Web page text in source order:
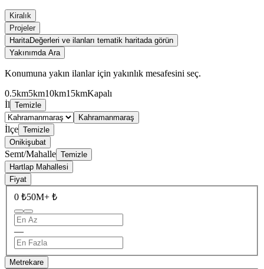
Kiralık
Projeler
HaritaDeğerleri ve ilanları tematik haritada görün
Yakınımda Ara
Konumuna yakın ilanlar için yakınlık mesafesini seç.
0.5km5km10km15kmKapalı
İl Temizle
Kahramanmaraş
İlçe Temizle
Onikişubat
Semt/Mahalle Temizle
Hartlap Mahallesi
Fiyat
0 ₺50M+ ₺
—
Metrekare